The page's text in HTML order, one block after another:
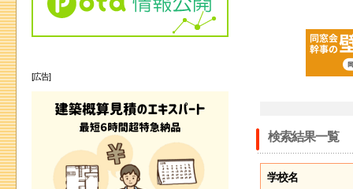
検索結果一覧
学校名
[広告]